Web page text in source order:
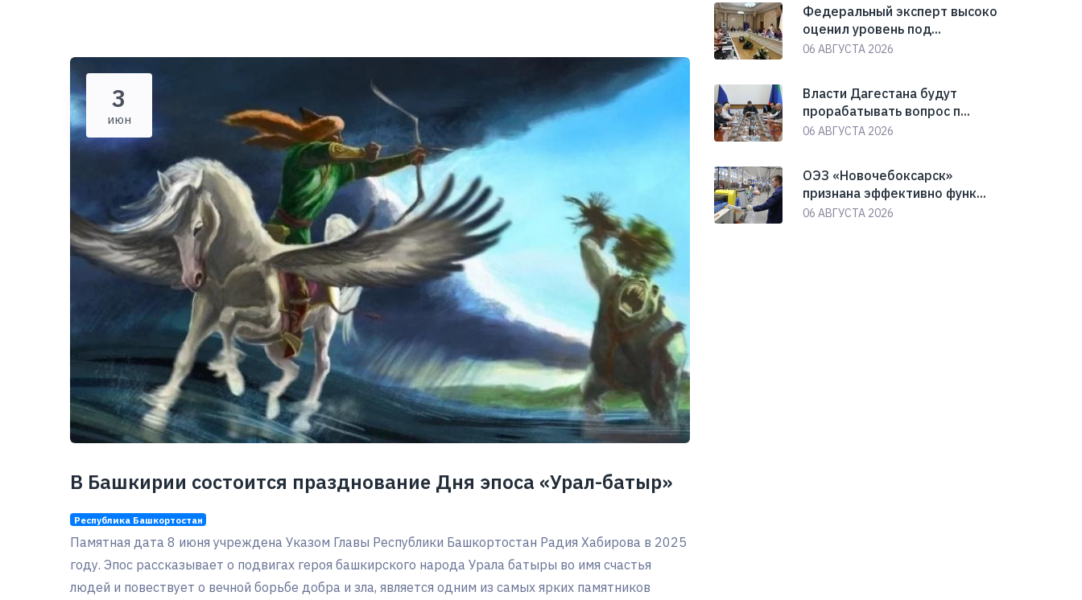
3
июн
В Башкирии состоится празднование Дня эпоса «Урал-батыр»
Республика Башкортостан
Памятная дата 8 июня учреждена Указом Главы Республики Башкортостан Радия Хабирова в 2025
году. Эпос рассказывает о подвигах героя башкирского народа Урала батыры во имя счастья
людей и повествует о вечной борьбе добра и зла, является одним из самых ярких памятников
Федеральный эксперт высоко
оценил уровень под...
06 АВГУСТА 2026
Власти Дагестана будут
прорабатывать вопрос п...
06 АВГУСТА 2026
ОЭЗ «Новочебоксарск»
признана эффективно функ...
06 АВГУСТА 2026